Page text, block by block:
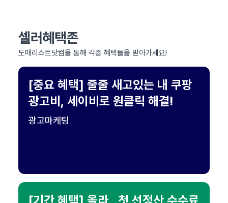
셀러혜택존
도매리스트닷컴을 통해 각종 혜택들을 받아가세요!
[중요 혜택] 줄줄 새고있는 내 쿠팡
광고비, 세이비로 원클릭 해결!
광고마케팅